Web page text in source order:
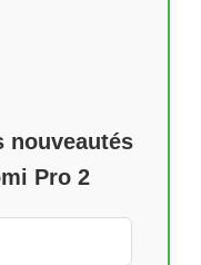
nouveautés
Pro 2